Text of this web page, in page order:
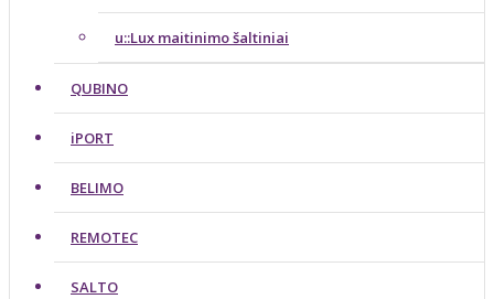
u::Lux maitinimo šaltiniai
QUBINO
iPORT
BELIMO
REMOTEC
SALTO